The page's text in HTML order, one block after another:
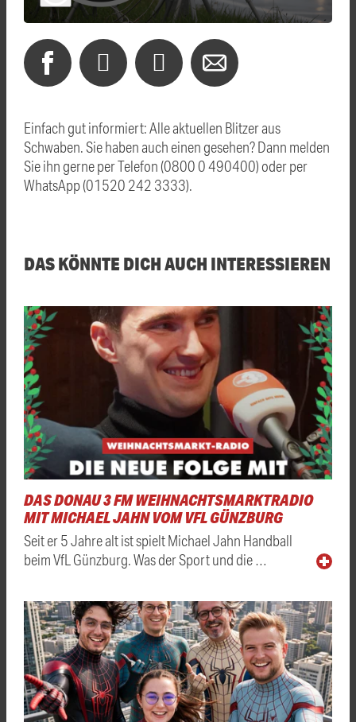
Einfach gut informiert: Alle aktuellen Blitzer aus
Schwaben. Sie haben auch einen gesehen? Dann melden
Sie ihn gerne per Telefon (0800 0 490400) oder per
WhatsApp (01520 242 3333).
DAS KÖNNTE DICH AUCH INTERESSIEREN
DAS DONAU 3 FM WEIHNACHTSMARKTRADIO
MIT MICHAEL JAHN VOM VFL GÜNZBURG
Seit er 5 Jahre alt ist spielt Michael Jahn Handball
beim VfL Günzburg. Was der Sport und die …